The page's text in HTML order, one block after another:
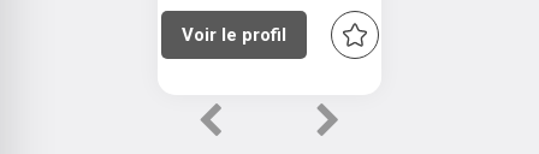
Previous
Voir le profil
Next